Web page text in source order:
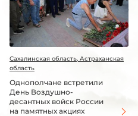
Сахалинская область, Астраханская
область
Однополчане встретили
День Воздушно-
десантных войск России
на памятных акциях